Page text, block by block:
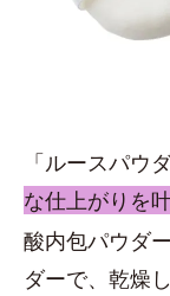
「ルースパウ
な仕上がりを
酸内包パウダ
ダーで、乾燥